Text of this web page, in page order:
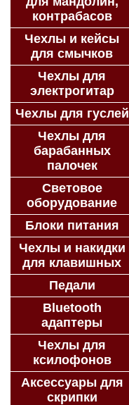
контрабасов
Чехлы и кейсы
для смычков
Чехлы для
электрогитар
Чехлы для гуслей
Чехлы для
барабанных
палочек
Световое
оборудование
Блоки питания
Чехлы и накидки
для клавишных
Педали
Bluetooth
адаптеры
Чехлы для
ксилофонов
Аксессуары для
скрипки